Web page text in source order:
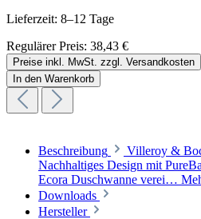
Lieferzeit: 8–12 Tage
Regulärer Preis: 38,43 €
Preise inkl. MwSt. zzgl. Versandkosten
In den Warenkorb
Beschreibung
Villeroy &
Nachhaltiges Design mit
Ecora Duschwanne verei…
Downloads
Hersteller